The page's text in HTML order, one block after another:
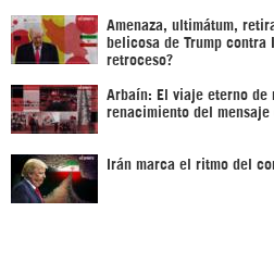
Amenaza, ultimátum,
belicosa de Trump contra
retroceso?
Arbaín: El viaje eterno de
renacimiento del mensaje
Irán marca el ritmo del